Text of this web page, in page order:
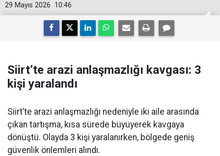
10:46
29 Mayıs 2026
Siirt’te arazi anlaşmazlığı kavgası: 3
kişi yaralandı
Siirt’te arazi anlaşmazlığı nedeniyle iki aile arasında
çıkan tartışma, kısa sürede büyüyerek kavgaya
dönüştü. Olayda 3 kişi yaralanırken, bölgede geniş
güvenlik önlemleri alındı.